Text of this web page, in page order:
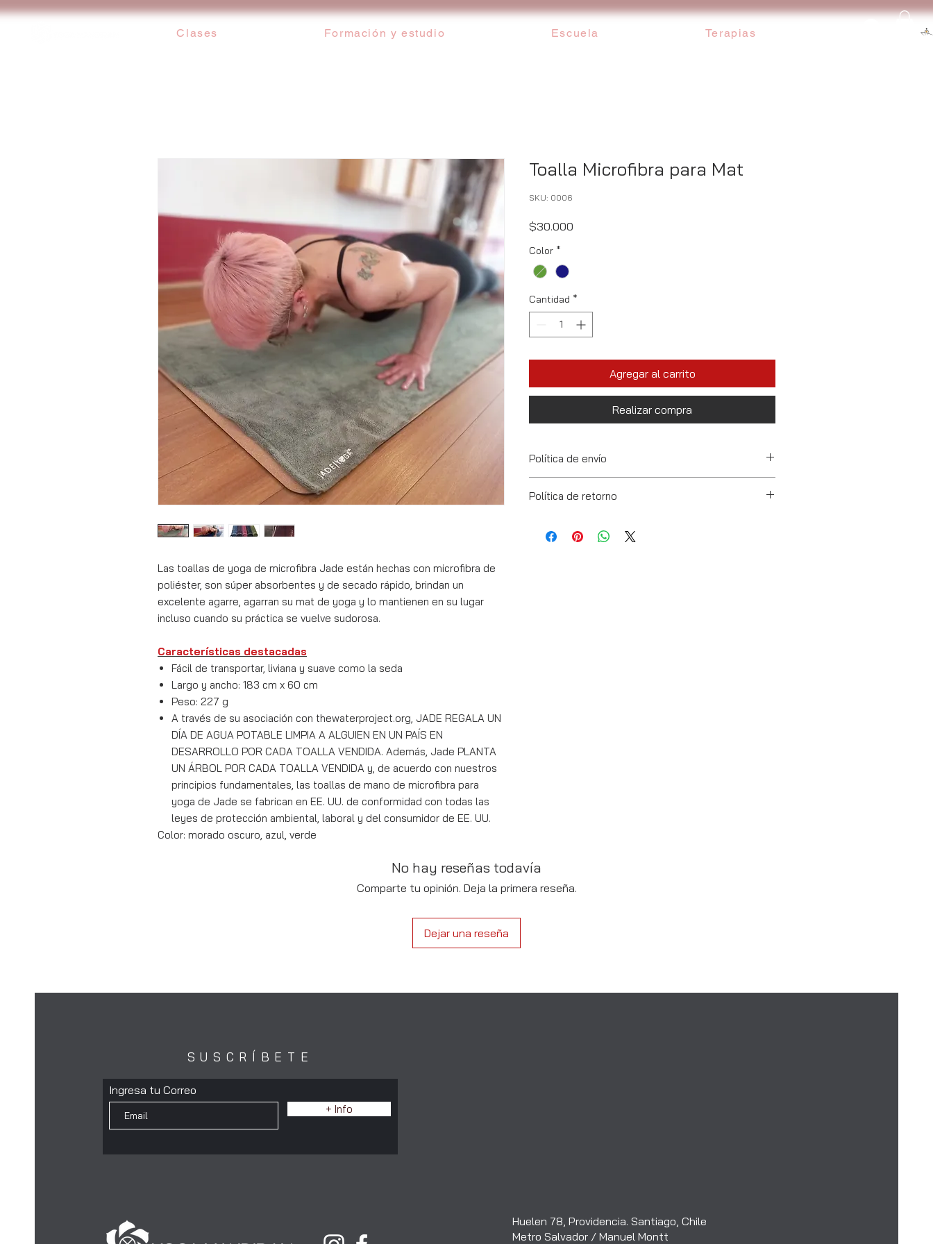
Clases Formación y estudio Escuela Terapias
Las toallas de yoga de microfibra Jade están hechas con microfibra de
poliéster, son súper absorbentes y de secado rápido, brindan un
excelente agarre, agarran su mat de yoga y lo mantienen en su lugar
incluso cuando su práctica se vuelve sudorosa.
Características destacadas
Fácil de transportar, liviana y suave como la seda
Largo y ancho: 183 cm x 60 cm
Peso: 227 g
A través de su asociación con thewaterproject.org, JADE REGALA UN
DÍA DE AGUA POTABLE LIMPIA A ALGUIEN EN UN PAÍS EN
DESARROLLO POR CADA TOALLA VENDIDA. Además, Jade PLANTA
UN ÁRBOL POR CADA TOALLA VENDIDA y, de acuerdo con nuestros
principios fundamentales, las toallas de mano de microfibra para
yoga de Jade se fabrican en EE. UU. de conformidad con todas las
leyes de protección ambiental, laboral y del consumidor de EE. UU.
Color: morado oscuro, azul, verde
Toalla Microfibra para Mat
SKU: 0006
$30.000
Color *
Cantidad *
Agregar al carrito
Realizar compra
Política de envío
Política de retorno
1 semana después de la compra.
No hay reseñas todavía
Comparte tu opinión. Deja la primera reseña.
Dejar una reseña
SUSCRÍBETE
Ingresa tu Correo
+ Info
Huelen 78, Providencia. Santiago, Chile
Metro Salvador / Manuel Montt